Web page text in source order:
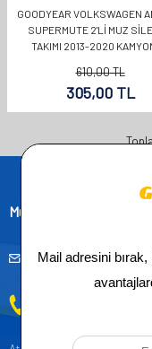
GOODYEAR VOLKSWAGEN
SUPERMUTE 2'LI MUZ
TAKIMI 2013-2020
610,00TL
305,00TL
Müşteri Hizmetleri